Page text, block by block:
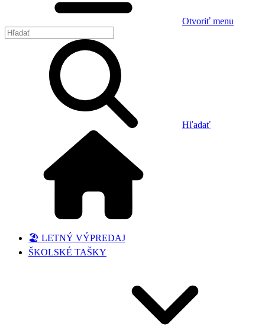
Otvoriť menu
Hľadať
🏖️ LETNÝ VÝPREDAJ
ŠKOLSKÉ TAŠKY